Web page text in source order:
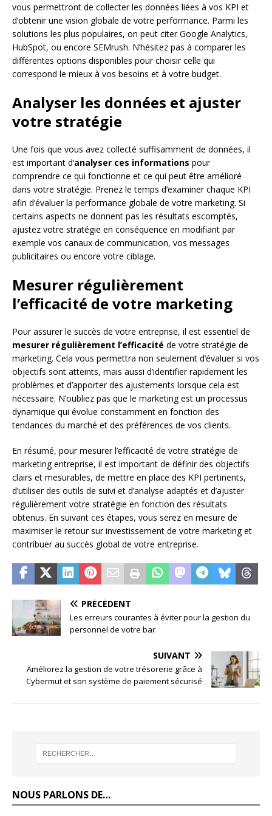
vous permettront de collecter les données liées à vos KPI et
d’obtenir une vision globale de votre performance. Parmi les
solutions les plus populaires, on peut citer Google Analytics,
HubSpot, ou encore SEMrush. N’hésitez pas à comparer les
différentes options disponibles pour choisir celle qui
correspond le mieux à vos besoins et à votre budget.
Analyser les données et ajuster
votre stratégie
Une fois que vous avez collecté suffisamment de données, il
est important d’analyser ces informations pour
comprendre ce qui fonctionne et ce qui peut être amélioré
dans votre stratégie. Prenez le temps d’examiner chaque KPI
afin d’évaluer la performance globale de votre marketing. Si
certains aspects ne donnent pas les résultats escomptés,
ajustez votre stratégie en conséquence en modifiant par
exemple vos canaux de communication, vos messages
publicitaires ou encore votre ciblage.
Mesurer régulièrement
l’efficacité de votre marketing
Pour assurer le succès de votre entreprise, il est essentiel de
mesurer régulièrement l’efficacité de votre stratégie de
marketing. Cela vous permettra non seulement d’évaluer si vos
objectifs sont atteints, mais aussi d’identifier rapidement les
problèmes et d’apporter des ajustements lorsque cela est
nécessaire. N’oubliez pas que le marketing est un processus
dynamique qui évolue constamment en fonction des
tendances du marché et des préférences de vos clients.
En résumé, pour mesurer l’efficacité de votre stratégie de
marketing entreprise, il est important de définir des objectifs
clairs et mesurables, de mettre en place des KPI pertinents,
d’utiliser des outils de suivi et d’analyse adaptés et d’ajuster
régulièrement votre stratégie en fonction des résultats
obtenus. En suivant ces étapes, vous serez en mesure de
maximiser le retour sur investissement de votre marketing et
contribuer au succès global de votre entreprise.
PRÉCÉDENT
Les erreurs courantes à éviter pour la gestion du
personnel de votre bar
SUIVANT
Améliorez la gestion de votre trésorerie grâce à
Cybermut et son système de paiement sécurisé
NOUS PARLONS DE…